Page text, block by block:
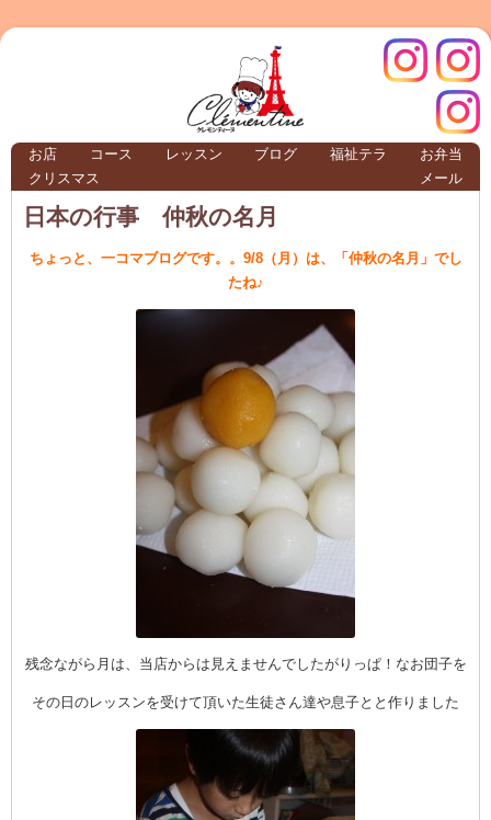
クレモンティーヌ – 新百合ヶ丘の料理教
室・テイクアウト Clémentine (produced
お店 コース レッスン ブログ 福祉テラ
お弁当
クリスマス
メール
インス
クレモ
日本の行事 仲秋の名月
ちょっと、一コマブログです。。9/8（月）は、「仲秋の名月」でし
たね♪
残念ながら月は、当店からは見えませんでしたがりっぱ！なお団子を
その日のレッスンを受けて頂いた生徒さん達や息子とと作りました